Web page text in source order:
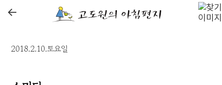
←
2018.2.10.토요일